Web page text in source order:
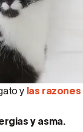
y las razones
y asma.